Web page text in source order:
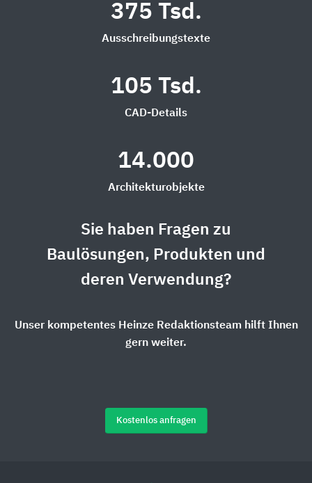
375 Tsd.
Ausschreibungstexte
105 Tsd.
CAD-Details
14.000
Architekturobjekte
Sie haben Fragen zu
Baulösungen, Produkten und
deren Verwendung?
Unser kompetentes Heinze Redaktionsteam hilft Ihnen
gern weiter.
Kostenlos anfragen